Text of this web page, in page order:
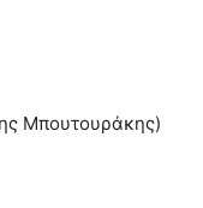
Μπουτουράκης)